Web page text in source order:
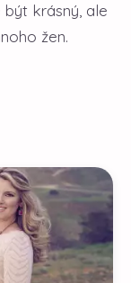
krásný, ale
žen.